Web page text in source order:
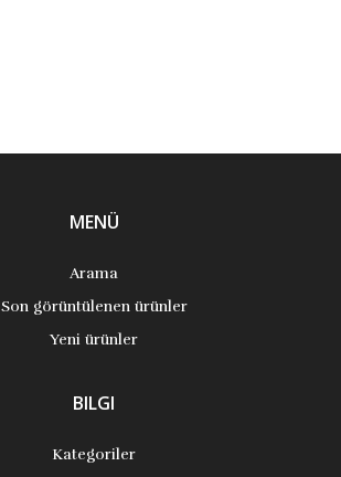
MENÜ
Arama
Son görüntülenen ürünler
Yeni ürünler
BILGI
Kategoriler